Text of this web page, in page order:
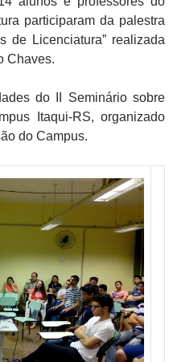
participaram da palestra
de Licenciatura” realizada
Chaves.
do II Seminário sobre
Itaqui-RS, organizado
do Campus.